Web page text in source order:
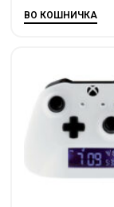
ВО КОШНИЧКА